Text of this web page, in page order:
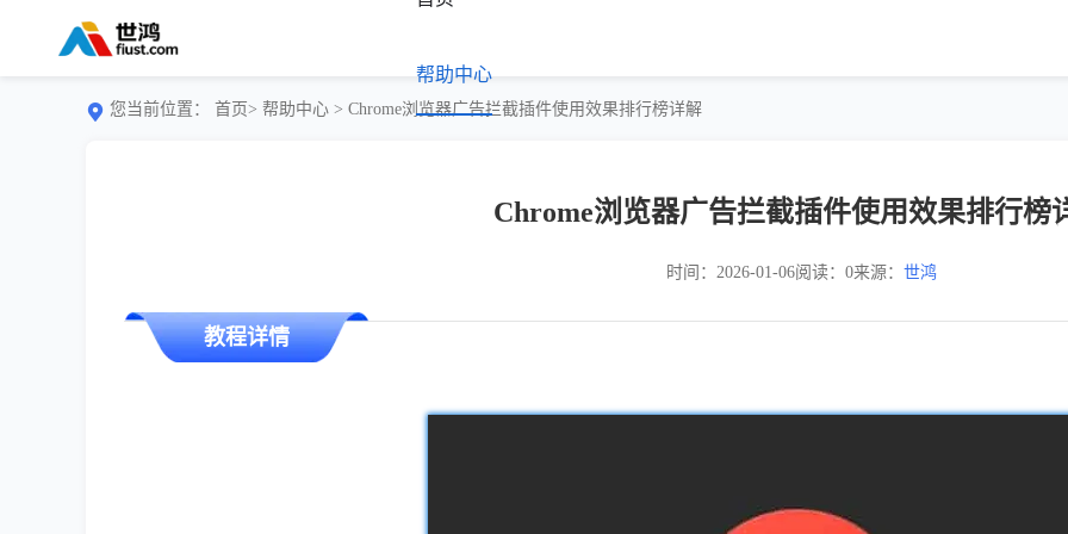
帮助中心
您当前位置： 首页> 帮助中心 > Chrome浏览器广告拦截插件使用效果排行榜详解
Chrome浏览器广告拦截插件使用效果排行榜
时间：2026-01-06阅读：0来源： 世鸿
教程详情